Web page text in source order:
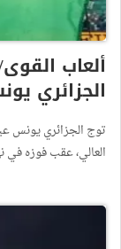
الجزائري
العالي، عقب فوزه في